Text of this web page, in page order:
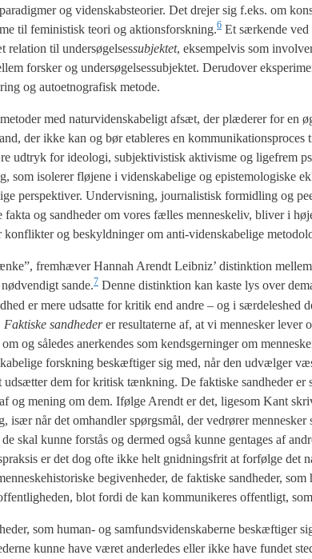
og viden­sk­ab­ste­o­ri­er. Det dre­jer sig f.eks. om
til femi­ni­stisk teo­ri og aktionsforskning.6 Et sær­ken­de ved
rela­tion til under­sø­gel­sessub­jek­tet, eksem­pel­vis som
for­sker og under­sø­gel­ses­sub­jek­tet. Der­u­d­over
og auto­et­no­gra­fisk meto­de.
med natur­vi­den­ska­be­ligt afsæt, der plæ­de­rer for en
der ikke kan og bør etab­le­res en kom­mu­ni­ka­tions­pro­ces
udtryk for ide­o­lo­gi, sub­jek­ti­vi­stisk akti­vis­me og lige­frem
som iso­le­rer flø­je­ne i viden­ska­be­li­ge og epi­ste­mo­lo­gi­ske
per­spek­ti­ver. Under­vis­ning, jour­na­li­stisk for­mid­ling og
og sand­he­der om vores fæl­les men­ne­ske­liv, bli­ver i
og beskyld­nin­ger om anti-viden­ska­be­li­ge
frem­hæ­ver Han­nah Arendt Leib­niz’ distink­tion mel­lem
sande.7 Den­ne distink­tion kan kaste lys over
er mere udsat­te for kri­tik end andre – og i sær­de­les­hed
Fak­ti­ske sand­he­derer resul­ta­ter­ne af, at vi men­ne­sker lever
og såle­des aner­ken­des som kends­ger­nin­ger om
forsk­ning beskæf­ti­ger sig med, når den udvæl­ger
dem for kri­tisk tænk­ning. De fak­ti­ske sand­he­der er
og mening om dem. Iføl­ge Arendt er det, lige­som Kant
når det omhand­ler spørgs­mål, der ved­rø­rer men­ne­sker
skal kun­ne for­stås og der­med også kun­ne gen­ta­ges af
er det dog ofte ikke helt gnid­nings­frit at for­føl­ge det
begi­ven­he­der, de fak­ti­ske sand­he­der,
blot for­di de kan kom­mu­ni­ke­res offent­ligt, som
som human- og sam­funds­vi­den­ska­ber­ne beskæf­ti­ger
kun­ne have været ander­le­des eller ikke have fun­det